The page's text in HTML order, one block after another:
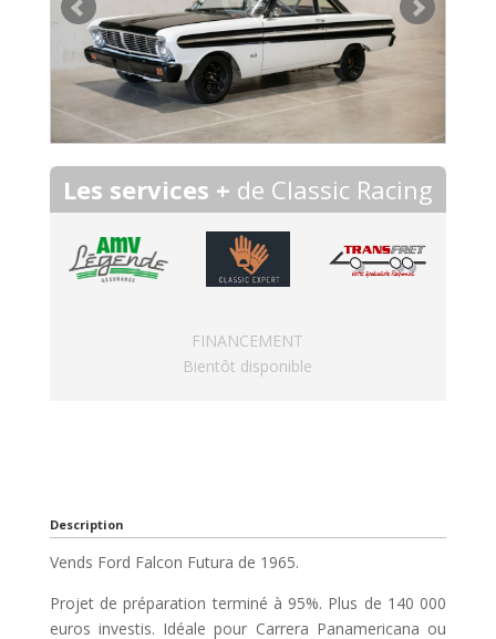
Les services + de Classic Racing
FINANCEMENT
Bientôt disponible
Description
Vends Ford Falcon Futura de 1965.
Projet de préparation terminé à 95%. Plus de 140 000
euros investis. Idéale pour Carrera Panamericana ou